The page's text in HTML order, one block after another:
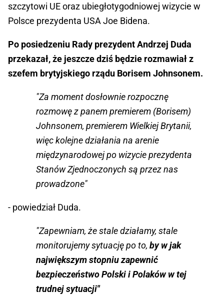
szczytowi UE oraz ubiegłotygodniowej wizycie w
Polsce prezydenta USA Joe Bidena.
Po posiedzeniu Rady prezydent Andrzej Duda
przekazał, że jeszcze dziś będzie rozmawiał z
szefem brytyjskiego rządu Borisem Johnsonem.
"Za moment dosłownie rozpocznę
rozmowę z panem premierem (Borisem)
Johnsonem, premierem Wielkiej Brytanii,
więc kolejne działania na arenie
międzynarodowej po wizycie prezydenta
Stanów Zjednoczonych są przez nas
prowadzone"
- powiedział Duda.
"Zapewniam, że stale działamy, stale
monitorujemy sytuację po to, by w jak
największym stopniu zapewnić
bezpieczeństwo Polski i Polaków w tej
trudnej sytuacji"